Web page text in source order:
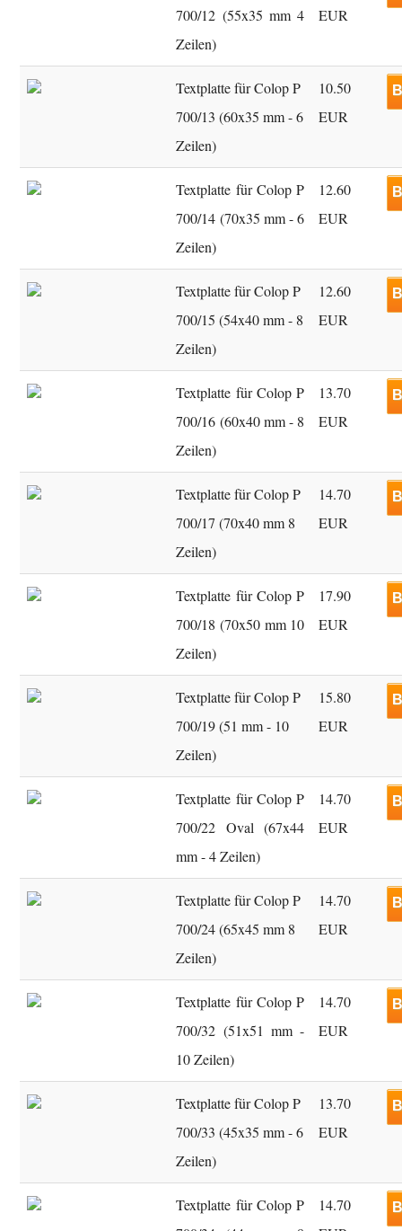
700/12 (55x35 mm 4
Zeilen)
EUR
Textplatte für Colop P
700/13 (60x35 mm - 6
Zeilen)
10.50
EUR
Textplatte für Colop P
700/14 (70x35 mm - 6
Zeilen)
12.60
EUR
Textplatte für Colop P
700/15 (54x40 mm - 8
Zeilen)
12.60
EUR
Textplatte für Colop P
700/16 (60x40 mm - 8
Zeilen)
13.70
EUR
Textplatte für Colop P
700/17 (70x40 mm 8
Zeilen)
14.70
EUR
Textplatte für Colop P
700/18 (70x50 mm 10
Zeilen)
17.90
EUR
Textplatte für Colop P
700/19 (51 mm - 10
Zeilen)
15.80
EUR
Textplatte für Colop P
700/22 Oval (67x44
mm - 4 Zeilen)
14.70
EUR
Textplatte für Colop P
700/24 (65x45 mm 8
Zeilen)
14.70
EUR
Textplatte für Colop P
700/32 (51x51 mm -
10 Zeilen)
14.70
EUR
Textplatte für Colop P
700/33 (45x35 mm - 6
Zeilen)
13.70
EUR
Textplatte für Colop P
14.70